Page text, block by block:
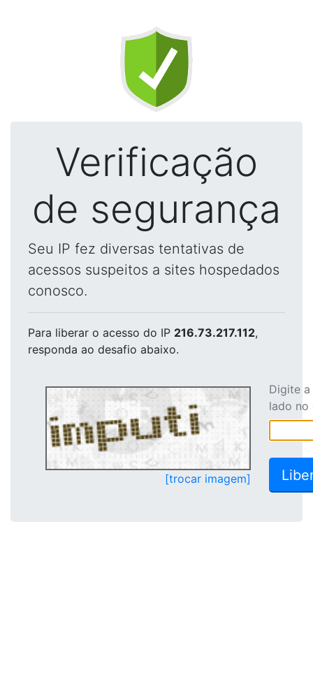
Verificação
de segurança
Seu IP fez diversas tentativas de
acessos suspeitos a sites hospedados
conosco.
Para liberar o acesso do IP 216.73.217.112,
responda ao desafio abaixo.
[trocar imagem]
Digite
lado no